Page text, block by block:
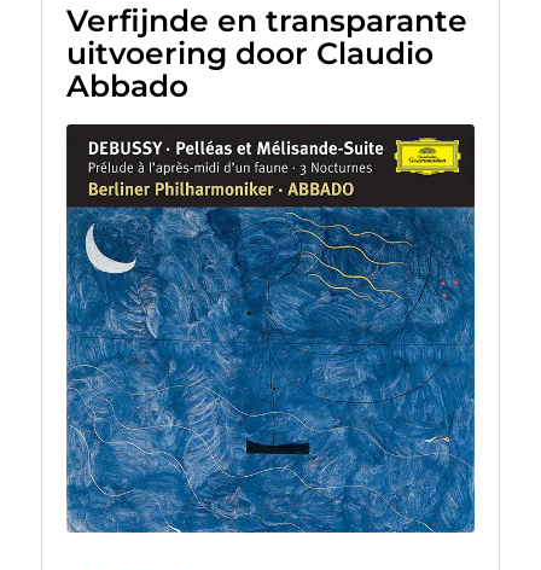
Verfijnde en transparante
uitvoering door Claudio
Abbado